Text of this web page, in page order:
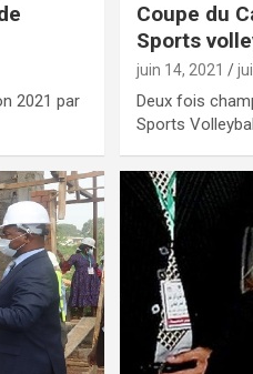
2021 par
Coupe du
Sports
juin 14, 2021
Deux fois
Sports